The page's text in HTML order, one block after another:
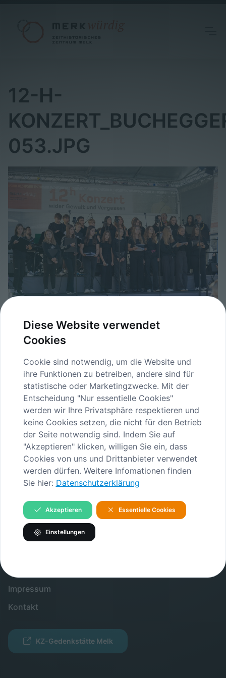
12-H-
053.JPG
12-h-Konzert_Buchegger-053.jpg
image/jpeg
Herunterladen
Bild in voller Größe anzeigen…
INHALTE
Gedenkstätte
Verein
INFORMATIONEN
Impressum
Kontakt
KZ-Gedenkstätte Melk
Diese Website verwendet
Cookies
Cookie sind notwendig, um die Website und
ihre Funktionen zu betreiben, andere sind für
statistische oder Marketingzwecke. Mit der
Entscheidung "Nur essentielle Cookies"
werden wir Ihre Privatsphäre respektieren und
keine Cookies setzen, die nicht für den Betrieb
der Seite notwendig sind. Indem Sie auf
"Akzeptieren" klicken, willigen Sie ein, dass
Cookies von uns und Drittanbieter verwendet
werden dürfen. Weitere Infomationen finden
Sie hier: Datenschutzerklärung
Akzeptieren Essentielle Cookies
Einstellungen